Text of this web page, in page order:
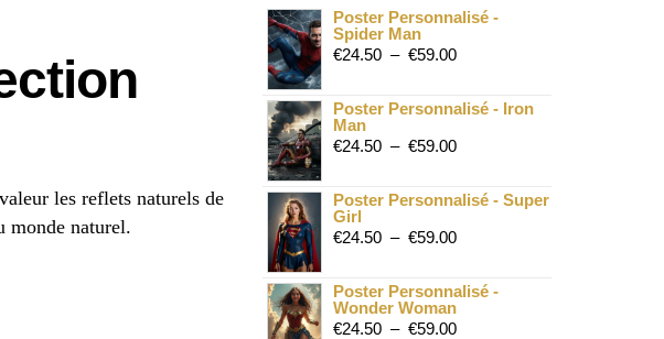
les reflets naturels de
monde naturel.
Poster Personnalisé -
Spider Man
€24.50 – €59.00
Poster Personnalisé - Iron
Man
€24.50 – €59.00
Poster Personnalisé - Super
Girl
€24.50 – €59.00
Poster Personnalisé -
Wonder Woman
€24.50 – €59.00